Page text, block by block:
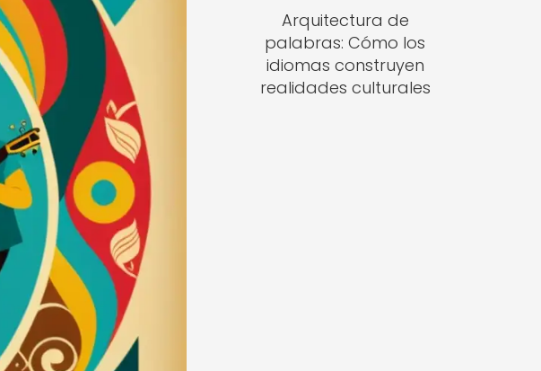
Arquitectura de
palabras: Cómo los
idiomas construyen
realidades culturales